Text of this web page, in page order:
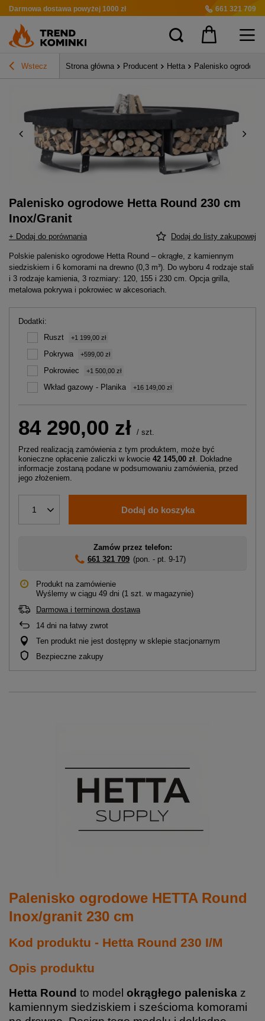
Darmowa dostawa powyżej 1000 zł 661 321 709
Wstecz Strona główna Producent Hetta Palenisko
Palenisko ogrodowe Hetta Round 230 cm
Inox/Granit
+ Dodaj do porównania Dodaj do listy zakupowej
Polskie palenisko ogrodowe Hetta Round – okrągłe, z kamiennym
siedziskiem i 6 komorami na drewno (0,3 m³). Do wyboru 4 rodzaje stali
i 3 rodzaje kamienia, 3 rozmiary: 120, 155 i 230 cm. Opcja grilla,
metalowa pokrywa i pokrowiec w akcesoriach.
Dodatki
Ruszt
+1 199,00 zł
Pokrywa +599,00 zł
Pokrowiec +1 500,00 zł
Wkład gazowy - Planika +16 149,00 zł
84 290,00 zł / szt.
Przed realizacją zamówienia z tym produktem, może być
konieczne opłacenie zaliczki w kwocie 42 145,00 zł. Dokładne
informacje zostaną podane w podsumowaniu zamówienia, przed
jego złożeniem.
1 Dodaj do koszyka
Zamów przez telefon:
661 321 709 (pon. - pt. 9-17)
Produkt na zamówienie
Wyślemy w ciągu 49 dni (1 szt. w magazynie)
Darmowa i terminowa dostawa
14 dni na łatwy zwrot
Ten produkt nie jest dostępny w sklepie stacjonarnym
Bezpieczne zakupy
Palenisko ogrodowe HETTA Round
Inox/granit 230 cm
Kod produktu - Hetta Round 230 I/M
Opis produktu
Hetta Round to model okrągłego paleniska z
kamiennym siedziskiem i sześcioma komorami